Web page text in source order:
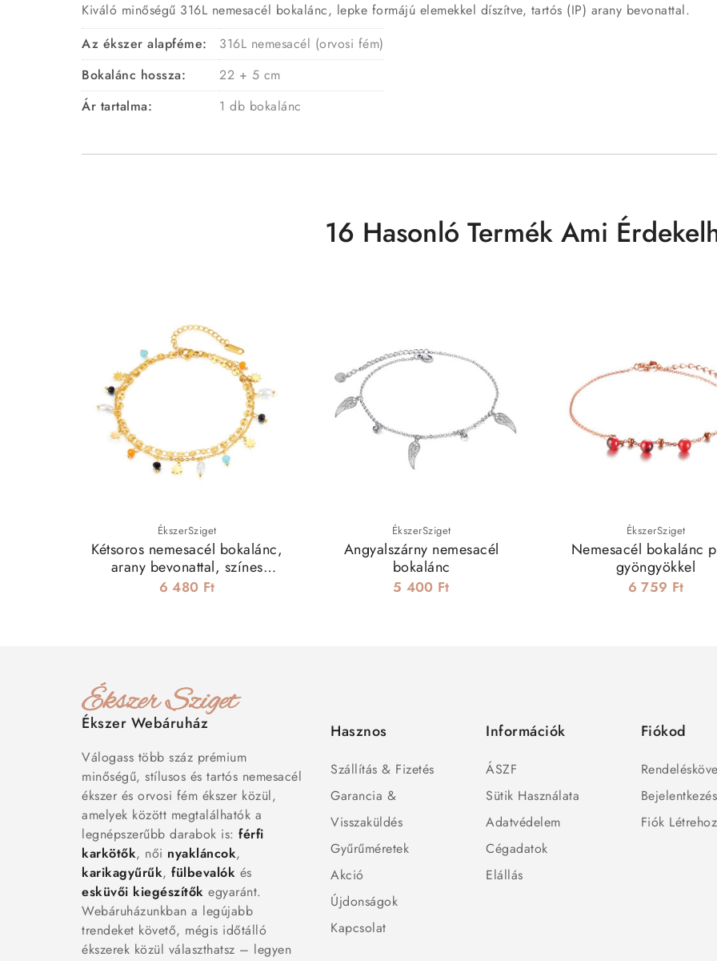
Kiváló minőségű 316L nemesacél bokalánc, lepke formájú elemekkel díszítve, tartós (IP) arany bevonattal.
Az ékszer alapféme:
316L nemesacél (orvosi fém)
Bokalánc hossza:
22 + 5 cm
Ár tartalma:
1 db bokalánc
16 Hasonló Termék Ami
ÉkszerSziget
Kétsoros nemesacél bokalánc,
arany bevonattal, színes
gyöngyökkel
6 480 Ft
ÉkszerSziget
Angyalszárny nemesacél
bokalánc
5 400 Ft
ÉkszerSziget
Nemesacél bokalánc
gyöngyökkel
6 759 Ft
Ékszer Webáruház
Válogass több száz prémium
minőségű, stílusos és tartós nemesacél
ékszer és orvosi fém ékszer közül,
amelyek között megtalálhatók a
legnépszerűbb darabok is: férfi
karkötők, női nyakláncok,
karikagyűrűk, fülbevalók és
esküvői kiegészítők egyaránt.
Webáruházunkban a legújabb
trendeket követő, mégis időtálló
ékszerek közül választhatsz – legyen
Hasznos
Szállítás & Fizetés
Garancia &
Visszaküldés
Gyűrűméretek
Akció
Újdonságok
Kapcsolat
Információk
ÁSZF
Sütik Használata
Adatvédelem
Cégadatok
Elállás
Fiókod
Bejelentkezés
Fiók